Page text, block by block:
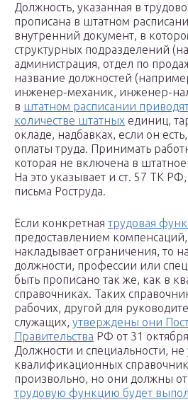
Должность, указанная в
прописана в штатном
внутренний документ, в
структурных подразделений
администрация, отдел по
название должностей
инженер-механик, инженер-
в штатном расписании
количестве штатных единиц,
окладе, надбавках, если он
оплаты труда. Принимать
которая не включена в
На это указывает и ст. 57 ТК
письма Роструда.
Если конкретная трудовая
предоставлением компенсаций,
накладывает ограничения, то
должности, профессии или
быть прописано так же, как в
справочниках. Таких
рабочих, другой для
служащих, утверждены они
Правительства РФ от 31
Должности и специальности,
квалификационных
произвольно, но они должны
трудовую функцию будет